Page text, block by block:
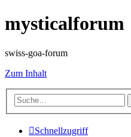
mysticalforum
swiss-goa-forum
Zum Inhalt
Schnellzugriff